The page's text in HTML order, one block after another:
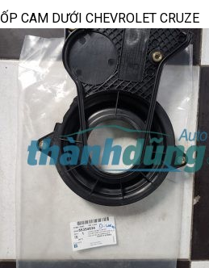
ỐP CAM DƯỚI CHEVROLET CRUZE